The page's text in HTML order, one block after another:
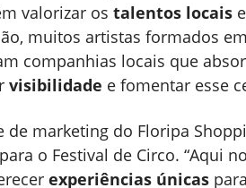
valorizar os talentos locais
muitos artistas formados
companhias locais que
visibilidade e fomentar esse
de marketing do Floripa
o Festival de Circo. “Aqui
experiências únicas